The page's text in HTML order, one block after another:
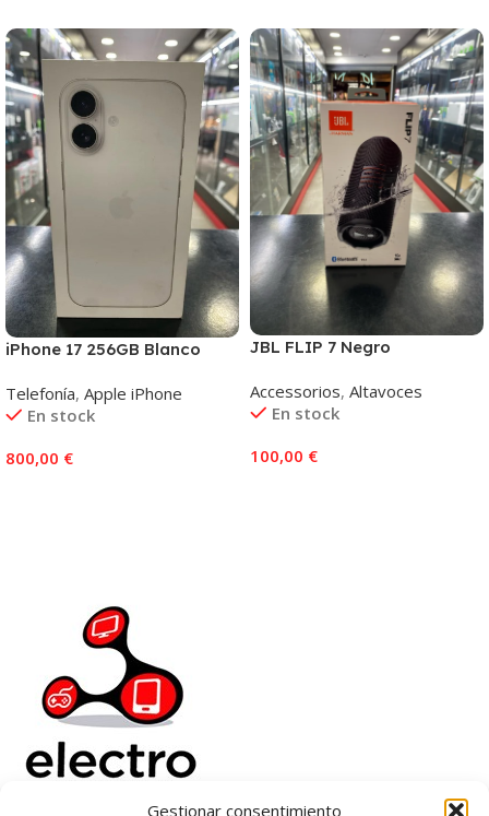
Gestionar consentimiento
iPhone 17 256GB Blanco
Telefonía, Apple iPhone
En stock
800,00 €
JBL FLIP 7 Negro
Accessorios, Altavoces
En stock
100,00 €